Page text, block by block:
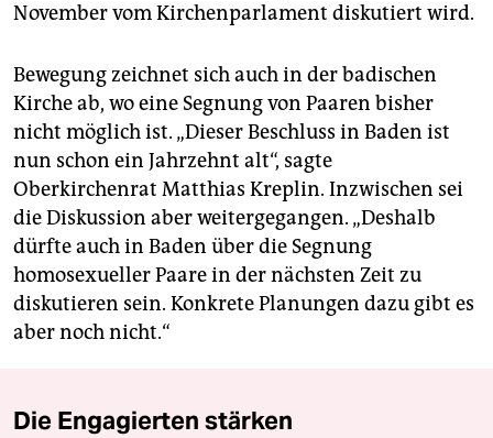
November vom Kirchenparlament diskutiert wird.
Bewegung zeichnet sich auch in der badischen
Kirche ab, wo eine Segnung von Paaren bisher
nicht möglich ist. „Dieser Beschluss in Baden ist
nun schon ein Jahrzehnt alt“, sagte
Oberkirchenrat Matthias Kreplin. Inzwischen sei
die Diskussion aber weitergegangen. „Deshalb
dürfte auch in Baden über die Segnung
homosexueller Paare in der nächsten Zeit zu
diskutieren sein. Konkrete Planungen dazu gibt es
aber noch nicht.“
Die Engagierten stärken